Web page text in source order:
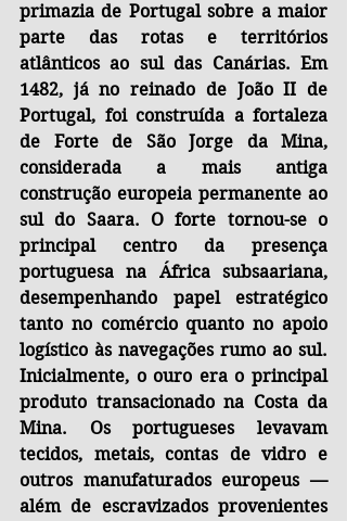
primazia de Portugal sobre a maior
parte das rotas e territórios
atlânticos ao sul das Canárias. Em
1482, já no reinado de João II de
Portugal, foi construída a fortaleza
de Forte de São Jorge da Mina,
considerada a mais antiga
construção europeia permanente ao
sul do Saara. O forte tornou-se o
principal centro da presença
portuguesa na África subsaariana,
desempenhando papel estratégico
tanto no comércio quanto no apoio
logístico às navegações rumo ao sul.
Inicialmente, o ouro era o principal
produto transacionado na Costa da
Mina. Os portugueses levavam
tecidos, metais, contas de vidro e
outros manufaturados europeus —
além de escravizados provenientes